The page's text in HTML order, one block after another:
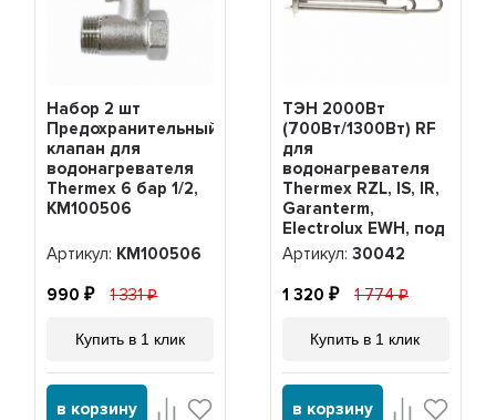
Набор 2 шт
Предохранительный
клапан для
водонагревателя
Thermex 6 бар 1/2,
KM100506
Артикул: KM100506
990 1 331
Купить в 1 клик
в корзину
ТЭН 2000Вт
(700Вт/1300Вт) RF
для
водонагревателя
Thermex RZL, IS, IR,
Garanterm,
Electrolux EWH, под
анод М4, нерж,
30042
Артикул: 30042
1 320 1 774
Купить в 1 клик
в корзину